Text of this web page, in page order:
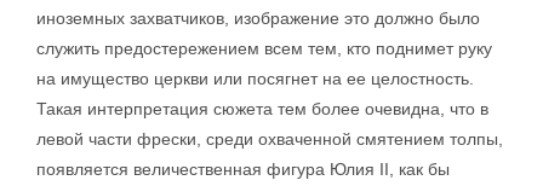
иноземных захватчиков, изображение это должно было
служить предостережением всем тем, кто поднимет руку
на имущество церкви или посягнет на ее целостность.
Такая интерпретация сюжета тем более очевидна, что в
левой части фрески, среди охваченной смятением толпы,
появляется величественная фигура Юлия II, как бы